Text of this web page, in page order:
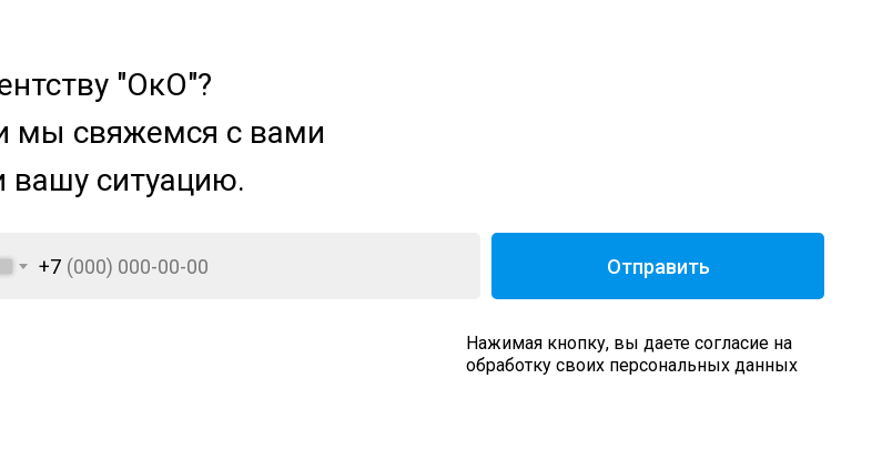
"ОкО"?
мы свяжемся с вами
ситуацию.
+7 Отправить
Нажимая кнопку, вы даете согласие на
обработку своих персональных данных